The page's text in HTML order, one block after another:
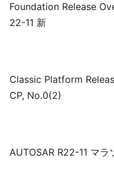
Foundation Release
22-11 新
Classic Platform
CP, No.0(2)
AUTOSAR R22-11 マラ